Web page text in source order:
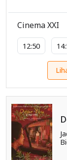
Cinema XXI
12:50